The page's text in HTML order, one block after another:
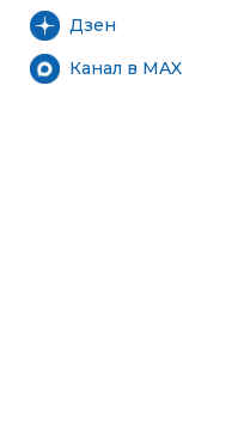
Дзен
Канал в MAX